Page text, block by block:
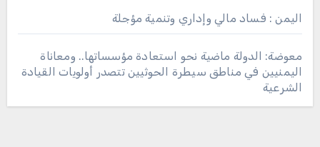
اليمن : فساد مالي وإداري وتنمية مؤجلة
معوضة: الدولة ماضية نحو استعادة مؤسساتها.. ومعاناة
اليمنيين في مناطق سيطرة الحوثيين تتصدر أولويات القيادة
الشرعية